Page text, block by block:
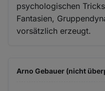
psychologischen
Fantasien,
vorsätzlich erzeugt.
Arno Gebauer (nicht